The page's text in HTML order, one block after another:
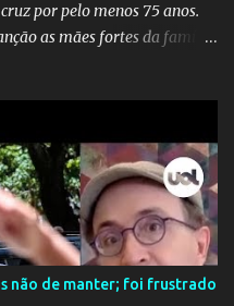
por pelo menos 75 anos.
as mães fortes da família
não de manter; foi frustrado